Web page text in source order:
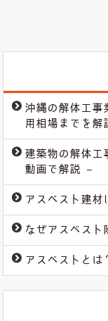
沖縄の解体工事
用相場までを解
建築物の解体
動画で解説 –
アスベスト建材
なぜアスベスト
アスベストとは